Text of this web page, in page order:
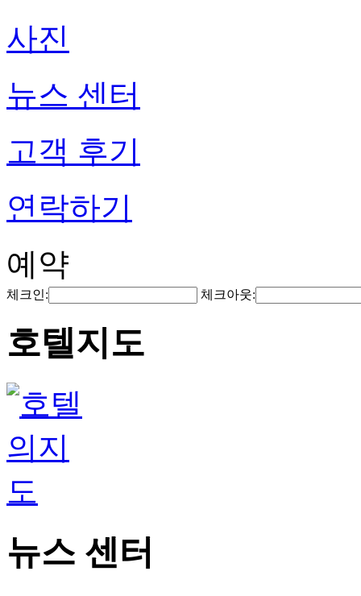
사진
뉴스 센터
고객 후기
연락하기
예약
체크인: 체크아웃:
호텔지도
뉴스 센터